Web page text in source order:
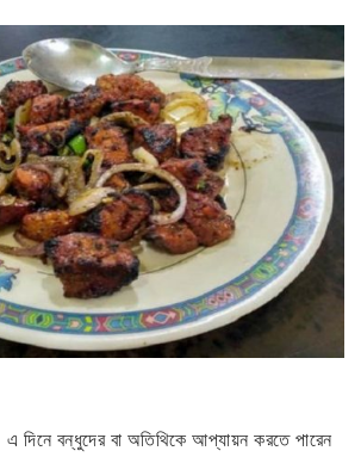
দিনে বন্ধুদের বা অতিথিকে আপ্যায়ন করতে পারেন